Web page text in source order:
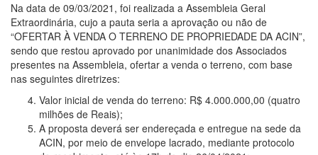
Na data de 09/03/2021, foi realizada a Assembleia Geral
Extraordinária, cujo a pauta seria a aprovação ou não de
“OFERTAR À VENDA O TERRENO DE PROPRIEDADE DA ACIN”,
sendo que restou aprovado por unanimidade dos Associados
presentes na Assembleia, ofertar a venda o terreno, com base
nas seguintes diretrizes:
Valor inicial de venda do terreno: R$ 4.000.000,00 (quatro
milhões de Reais);
A proposta deverá ser endereçada e entregue na sede da
ACIN, por meio de envelope lacrado, mediante protocolo